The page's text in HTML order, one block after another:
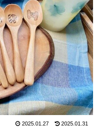
2025.01.27 2025.01.31